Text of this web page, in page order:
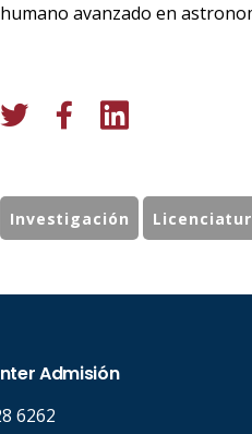
humano avanzado en
Investigación